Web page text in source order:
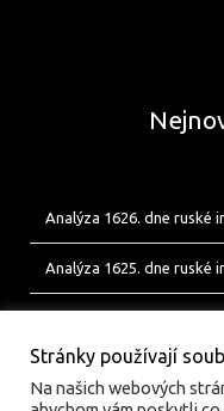
Analýza 1626. dne ruské
Analýza 1625. dne ruské
Stránky používají
Na našich webových